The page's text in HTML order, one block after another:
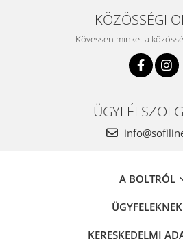
KÖZÖSSÉGI
Kövessen minket a
A BOLTRÓL
ÜGYFELEKNEK
KERESKEDELMI